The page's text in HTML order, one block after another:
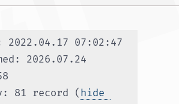
2022.04.17 07:02:47
2026.07.24
81 record (hide